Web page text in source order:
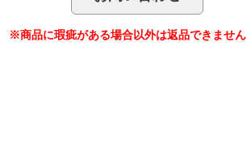
※商品に瑕疵がある場合以外は返品できません